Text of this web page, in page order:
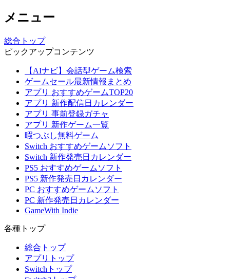
メニュー
総合トップ
ピックアップコンテンツ
【AIナビ】会話型ゲーム検索
ゲームセール最新情報まとめ
アプリ おすすめゲームTOP20
アプリ 新作配信日カレンダー
アプリ 事前登録ガチャ
アプリ 新作ゲーム一覧
暇つぶし無料ゲーム
Switch おすすめゲームソフト
Switch 新作発売日カレンダー
PS5 おすすめゲームソフト
PS5 新作発売日カレンダー
PC おすすめゲームソフト
PC 新作発売日カレンダー
GameWith Indie
各種トップ
総合トップ
アプリトップ
Switchトップ